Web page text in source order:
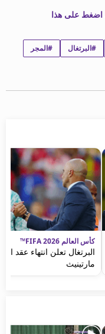
اضغط على هذا
#البرتغال #المجر
كأس العالم FIFA 2026™
البرتغال تعلن انتهاء عقد
مارتينيث